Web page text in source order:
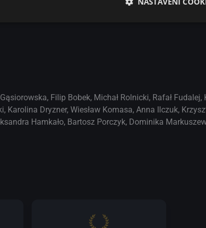
, Filip Bobek, Michał Rolnicki, Rafał Fudalej,
, Karolina Dryzner, Wiesław Komasa, Anna Ilczuk,
Hamkało, Bartosz Porczyk, Dominika